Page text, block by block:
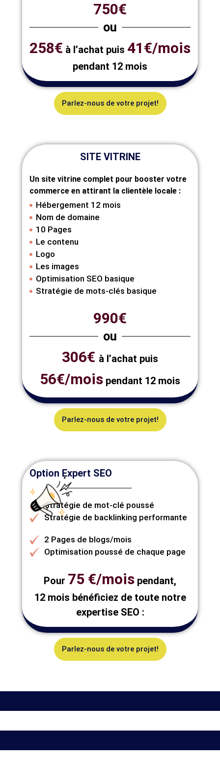
750€
ou
258€ à l’achat puis 41€/mois
pendant 12 mois
Parlez-nous de votre projet!
SITE VITRINE
Un site vitrine complet pour booster votre
commerce en attirant la clientèle locale :
Hébergement 12 mois
Nom de domaine
10 Pages
Le contenu
Logo
Les images
Optimisation SEO basique
Stratégie de mots-clés basique
990€
ou
306€ à l’achat puis
56€/mois pendant 12 mois
Parlez-nous de votre projet!
Option Expert SEO
Stratégie de mot-clé poussé
Stratégie de backlinking performante
2 Pages de blogs/mois
Optimisation poussé de chaque page
Pour 75 €/mois pendant,
12 mois bénéficiez de toute notre
expertise SEO :
Parlez-nous de votre projet!